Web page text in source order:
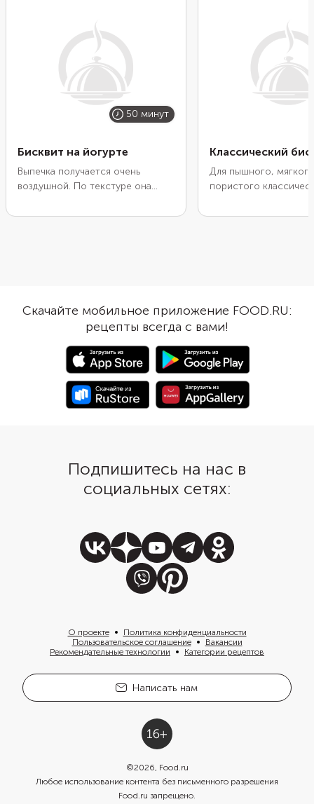
50 минут
Бисквит на йогурте
Выпечка получается очень
воздушной. По текстуре она
классический бисквит. Благодаря
вообще, выпечка не требует
сложной подачи — достаточно
посыпать ее сахарной пудрой и
украсить ягодами.
Классический
Для пышного,
пористого
сахара и муки. Нужно
коржа и не даст ему
выпечке. А ванилин,
очередь, уберет
яичный привкус в
бисквите. На основе
классического
делать торты и
любыми видами
захотите
Скачайте мобильное приложение FOOD.RU:
рецепты всегда с вами!
Подпишитесь на нас в
социальных сетях:
О проекте
Политика конфиденциальности
Пользовательское соглашение
Вакансии
Рекомендательные технологии
Категории рецептов
Написать нам
©2026, Food.ru
Любое использование контента без письменного разрешения
Food.ru запрещено.